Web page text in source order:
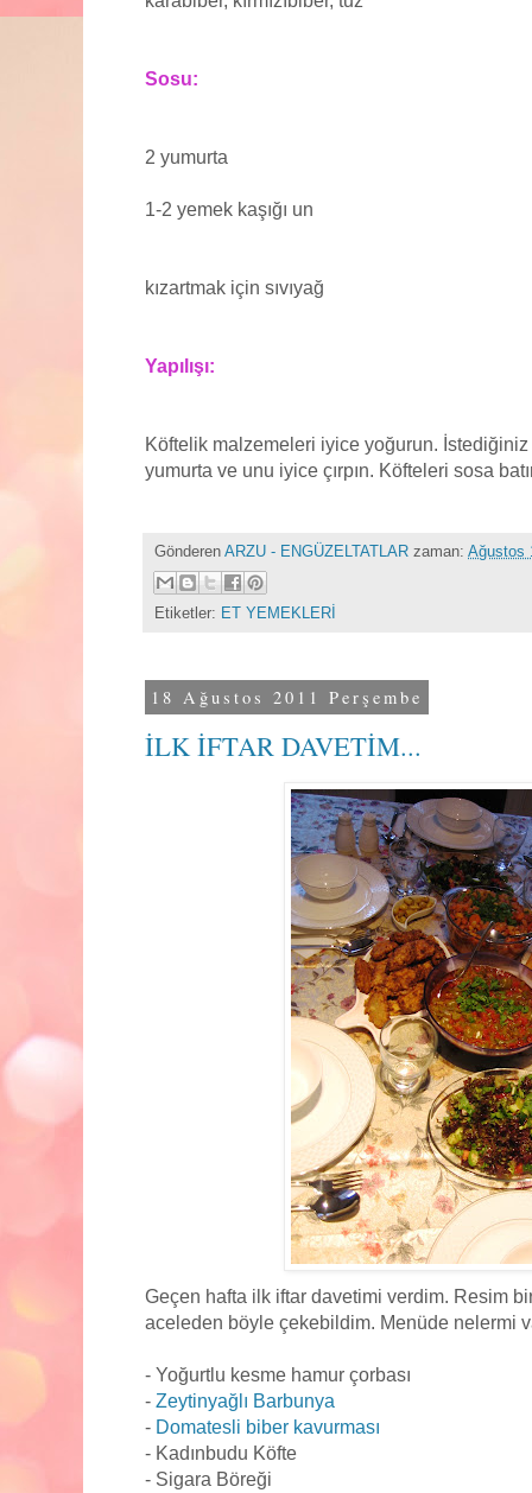
Sosu:
2 yumurta
1-2 yemek kaşığı un
kızartmak için sıvıyağ
Yapılışı:
Köftelik malzemeleri iyice yoğurun.
yumurta ve unu iyice çırpın. Köfteleri sosa
Gönderen ARZU - ENGÜZELTATLAR zaman: Ağustos
Etiketler: ET YEMEKLERİ
18 Ağustos 2011 Perşembe
İLK İFTAR DAVETİM...
Geçen hafta ilk iftar davetimi verdim. Resim
aceleden böyle çekebildim. Menüde nelermi
- Yoğurtlu kesme hamur çorbası
- Zeytinyağlı Barbunya
- Domatesli biber kavurması
- Kadınbudu Köfte
- Sigara Böreği